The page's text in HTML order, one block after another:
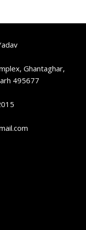
Ghantaghar,
495677